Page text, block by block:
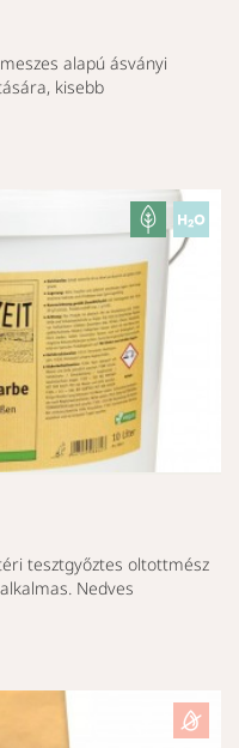
alapú ásványi
kisebb
tesztgyőztes oltottmész
Nedves